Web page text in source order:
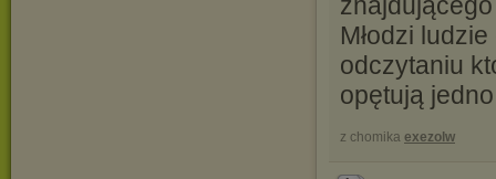
Młodzi
odczytaniu
opętują
z chomika exezolw